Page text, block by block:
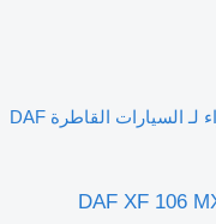
ضاغط الهواء لـ السيارات القاطرة DAF